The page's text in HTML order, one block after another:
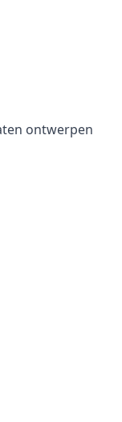
ontwerpen